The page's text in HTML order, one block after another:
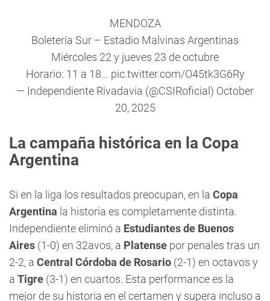
MENDOZA
Boletería Sur – Estadio Malvinas Argentinas
Miércoles 22 y jueves 23 de octubre
Horario: 11 a 18… pic.twitter.com/O45tk3G6Ry
— Independiente Rivadavia (@CSIRoficial) October
20, 2025
La campaña histórica en la Copa
Argentina
Si en la liga los resultados preocupan, en la Copa
Argentina la historia es completamente distinta.
Independiente eliminó a Estudiantes de Buenos
Aires (1-0) en 32avos, a Platense por penales tras un
2-2, a Central Córdoba de Rosario (2-1) en octavos y
a Tigre (3-1) en cuartos. Esta performance es la
mejor de su historia en el certamen y supera incluso a